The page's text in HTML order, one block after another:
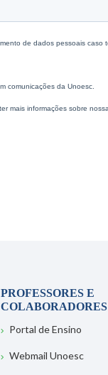
PROFESSORES E
COLABORADORES
Portal de Ensino
Webmail Unoesc